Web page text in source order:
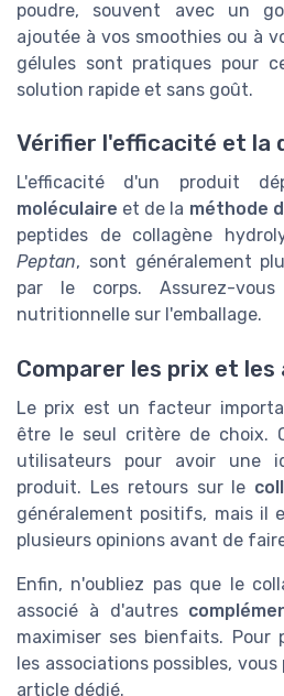
poudre, souvent avec un
ajoutée à vos smoothies ou à
gélules sont pratiques pour
solution rapide et sans goût.
Vérifier l'efficacité et la
L'efficacité d'un produit
moléculaire et de la méthode
peptides de collagène
Peptan, sont généralement
par le corps. Assurez-
nutritionnelle sur l'emballage.
Comparer les prix et les
Le prix est un facteur
être le seul critère de choix.
utilisateurs pour avoir une
produit. Les retours sur le
généralement positifs, mais il
plusieurs opinions avant de
Enfin, n'oubliez pas que le
associé à d'autres
maximiser ses bienfaits. Pour
les associations possibles,
article dédié.